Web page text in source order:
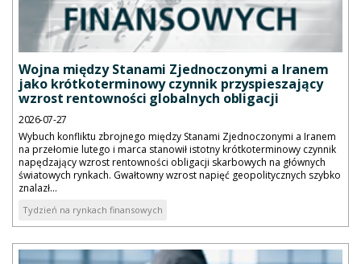
Wojna między Stanami Zjednoczonymi a Iranem
jako krótkoterminowy czynnik przyspieszający
wzrost rentowności globalnych obligacji
2026-07-27
Wybuch konfliktu zbrojnego między Stanami Zjednoczonymi a Iranem
na przełomie lutego i marca stanowił istotny krótkoterminowy czynnik
napędzający wzrost rentowności obligacji skarbowych na głównych
światowych rynkach. Gwałtowny wzrost napięć geopolitycznych szybko
znalazł...
Tydzień na rynkach finansowych